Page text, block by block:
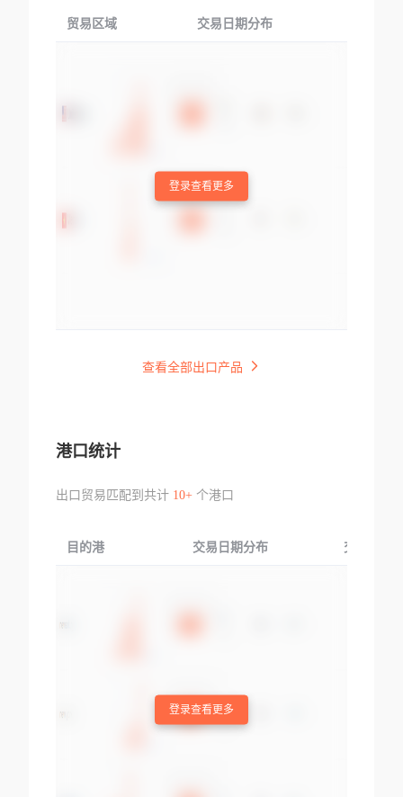
贸易区域 交易日期分布
登录查看更多
查看全部出口产品
港口统计
出口贸易匹配到共计 10+个港口
目的港 交易日期分布 交易产品
登录查看更多